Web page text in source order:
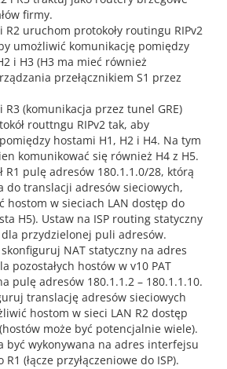
firmy.
R2 uruchom protokoły routingu RIPv2
umożliwić komunikację pomiędzy
i H3 (H3 ma mieć również
przełącznikiem S1 przez
R3 (komunikacja przez tunel GRE)
routtngu RIPv2 tak, aby
hostami H1, H2 i H4. Na tym
komunikować się również H4 z H5.
R1 pulę adresów 180.1.1.0/28, którą
do translacji adresów sieciowych,
hostom w sieciach LAN dostęp do
H5). Ustaw na ISP routing statyczny
przydzielonej puli adresów.
NAT statyczny na adres
pozostałych hostów w v10 PAT
pulę adresów 180.1.1.2 – 180.1.1.10.
translację adresów sieciowych
hostom w sieci LAN R2 dostęp
może być potencjalnie wiele).
być wykonywana na adres interfejsu
(łącze przyłączeniowe do ISP).